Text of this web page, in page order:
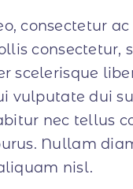
consectetur
consectetur,
scelerisque
vulputate dui
nec tellus
Nullam
nisl.